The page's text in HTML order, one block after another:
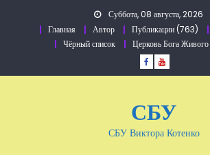
Суббота, 08 августа, 2026
Главная
Автор Публикации (763)
Чёрный список
Церковь Бога Живого
СБУ
СБУ Виктора Котенко